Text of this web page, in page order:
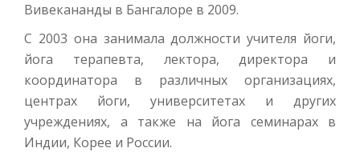
Вивекананды в Бангалоре в 2009.
С 2003 она занимала должности учителя йоги,
йога терапевта, лектора, директора и
координатора в различных организациях,
центрах йоги, университетах и других
учреждениях, а также на йога семинарах в
Индии, Корее и России.